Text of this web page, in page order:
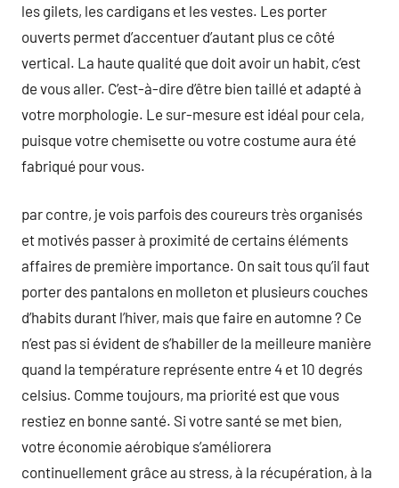
les gilets, les cardigans et les vestes. Les porter
ouverts permet d’accentuer d’autant plus ce côté
vertical. La haute qualité que doit avoir un habit, c’est
de vous aller. C’est-à-dire d’être bien taillé et adapté à
votre morphologie. Le sur-mesure est idéal pour cela,
puisque votre chemisette ou votre costume aura été
fabriqué pour vous.
par contre, je vois parfois des coureurs très organisés
et motivés passer à proximité de certains éléments
affaires de première importance. On sait tous qu’il faut
porter des pantalons en molleton et plusieurs couches
d’habits durant l’hiver, mais que faire en automne ? Ce
n’est pas si évident de s’habiller de la meilleure manière
quand la température représente entre 4 et 10 degrés
celsius. Comme toujours, ma priorité est que vous
restiez en bonne santé. Si votre santé se met bien,
votre économie aérobique s’améliorera
continuellement grâce au stress, à la récupération, à la